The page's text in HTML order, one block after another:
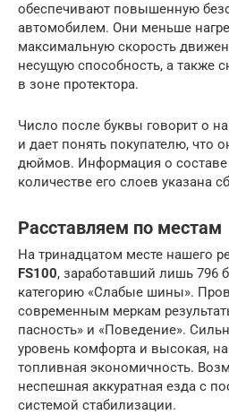
обеспечивают повышенную
автомобилем. Они меньше
максимальную скорость
несущую способность, а также
в зоне протектора.
Число после буквы говорит о
и дает понять покупателю, что
дюймов. Информация о составе
количестве его слоев указана
Расставляем по местам
На тринадцатом месте нашего
FS100, заработавший лишь 796
категорию «Слабые шины».
современным меркам
пасность» и «Поведение».
уровень комфорта и высокая,
топливная экономичность.
неспешная аккуратная езда с
системой стабилизации.